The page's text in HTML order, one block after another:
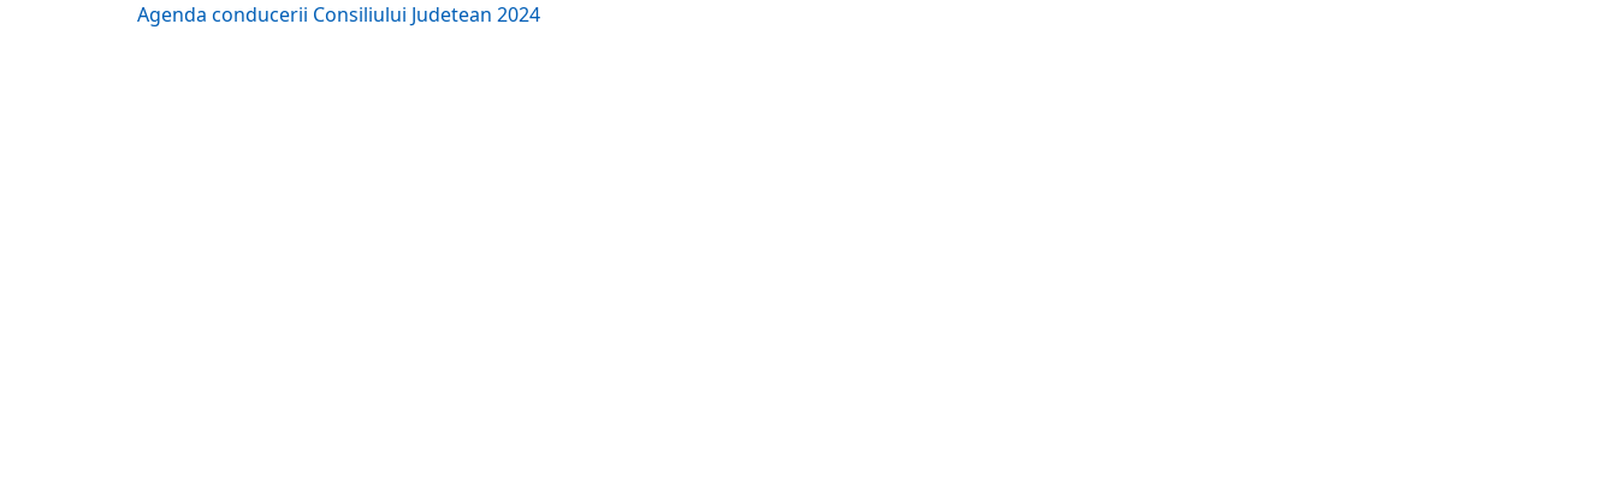
Agenda conducerii Consiliului Judetean 2024